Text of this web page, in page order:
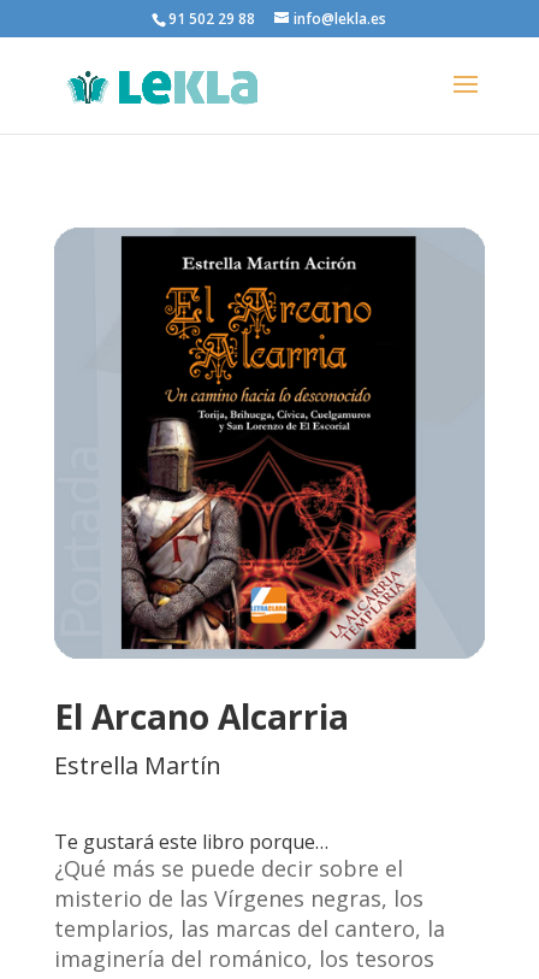
91 502 29 88 info@lekla.es
El Arcano Alcarria
Estrella Martín
Te gustará este libro porque…
¿Qué más se puede decir sobre el
misterio de las Vírgenes negras, los
templarios, las marcas del cantero, la
imaginería del románico, los tesoros